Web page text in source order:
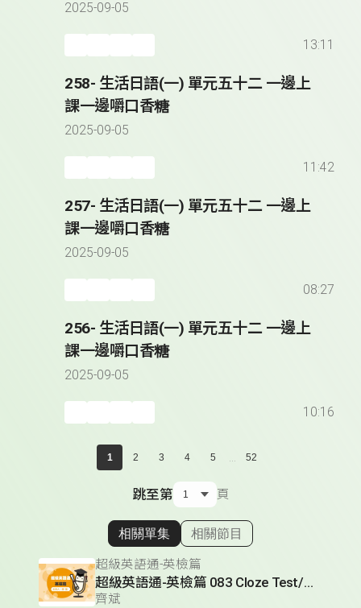
2025-09-05
13:11
258- 生活日語(一) 單元五十二 一邊上
課一邊嚼口香糖
2025-09-05
11:42
257- 生活日語(一) 單元五十二 一邊上
課一邊嚼口香糖
2025-09-05
08:27
256- 生活日語(一) 單元五十二 一邊上
課一邊嚼口香糖
2025-09-05
10:16
1 2 3 4 5 ... 52
跳至第 頁
顯示相關單集
相關單集 相關節目
超級英語通-英檢篇
超級英語通-英檢篇 083 Cloze Test/段落填空-13
齊斌